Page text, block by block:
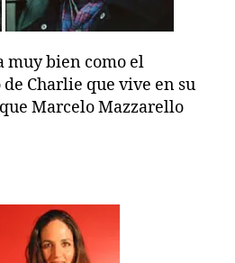
muy bien como el
Charlie que vive en su
Marcelo Mazzarello